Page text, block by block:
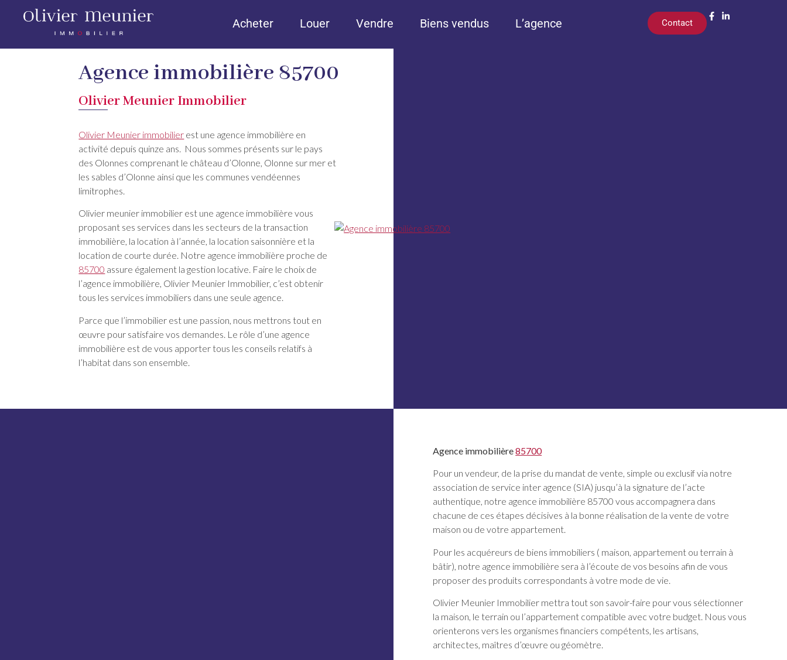
Acheter Louer Vendre Biens vendus L’agence Contact
Agence immobilière 85700
Olivier Meunier Immobilier
Olivier Meunier immobilier est une agence immobilière en
activité depuis quinze ans. Nous sommes présents sur le pays
des Olonnes comprenant le château d’Olonne, Olonne sur mer et
les sables d’Olonne ainsi que les communes vendéennes
limitrophes.
Olivier meunier immobilier est une agence immobilière vous
proposant ses services dans les secteurs de la transaction
immobilière, la location à l’année, la location saisonnière et la
location de courte durée. Notre agence immobilière proche de
85700 assure également la gestion locative. Faire le choix de
l’agence immobilière, Olivier Meunier Immobilier, c’est obtenir
tous les services immobiliers dans une seule agence.
Parce que l’immobilier est une passion, nous mettrons tout en
œuvre pour satisfaire vos demandes. Le rôle d’une agence
immobilière est de vous apporter tous les conseils relatifs à
l’habitat dans son ensemble.
Agence immobilière85700
Pour un vendeur, de la prise du mandat de vente, simple ou exclusif via notre
association de service inter agence (SIA) jusqu’à la signature de l’acte
authentique, notre agence immobilière 85700 vous accompagnera dans
chacune de ces étapes décisives à la bonne réalisation de la vente de votre
maison ou de votre appartement.
Pour les acquéreurs de biens immobiliers ( maison, appartement ou terrain à
bâtir), notre agence immobilière sera à l’écoute de vos besoins afin de vous
proposer des produits correspondants à votre mode de vie.
Olivier Meunier Immobilier mettra tout son savoir-faire pour vous sélectionner
la maison, le terrain ou l’appartement compatible avec votre budget. Nous vous
orienterons vers les organismes financiers compétents, les artisans,
architectes, maîtres d’œuvre ou géomètre.